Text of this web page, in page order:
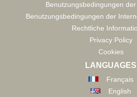
Benutzungsbedingungen
Benutzungsbedingungen der
Rechtliche
Privacy Policy
Cookies
LANGUAGES
Français
English